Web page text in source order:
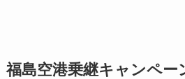
福島空港乗継キャンペー